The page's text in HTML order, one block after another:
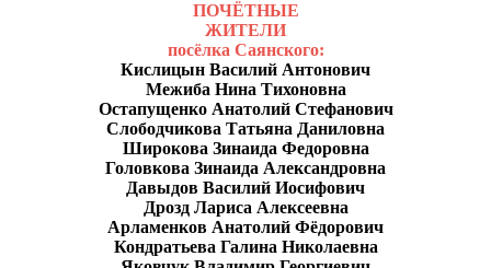
ПОЧЁТНЫЕ
ЖИТЕЛИ
посёлка Саянского:
Кислицын Василий Антонович
Межиба Нина Тихоновна
Остапущенко Анатолий Стефанович
Слободчикова Татьяна Даниловна
Широкова Зинаида Федоровна
Головкова Зинаида Александровна
Давыдов Василий Иосифович
Дрозд Лариса Алексеевна
Арламенков Анатолий Фёдорович
Кондратьева Галина Николаевна